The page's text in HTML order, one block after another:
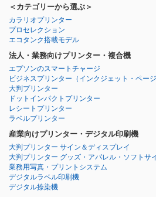
＜カテゴリーから選ぶ＞
カラリオプリンター
プロセレクション
エコタンク搭載モデル
法人・業務向けプリンター・複合機
エプソンのスマートチャージ
ビジネスプリンター （インクジェット・ペー
大判プリンター
ドットインパクトプリンター
レシートプリンター
ラベルプリンター
産業向けプリンター・デジタル印刷機
大判プリンター サイン＆ディスプレイ
大判プリンター グッズ・アパレル・ソフトサ
業務用写真・プリントシステム
デジタルラベル印刷機
デジタル捺染機